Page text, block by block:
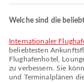
Welche sind die
Internationaler
beliebtesten
Flughafenhotel,
zu verbessern. Sie
und Terminalplänen